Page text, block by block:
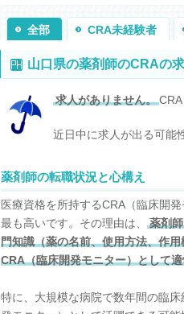
全部 CRA未経験者
山口県の薬剤師のCRAの
求人がありません。
近日中に求人が出る可能
薬剤師の転職状況と心構え
医療資格を所持するCRA（臨床開
最も高いです。その理由は、
薬剤
門知識（薬の名前、使用方法、作
CRA（臨床開発モニター）として
特に、大規模な病院で数年間の臨